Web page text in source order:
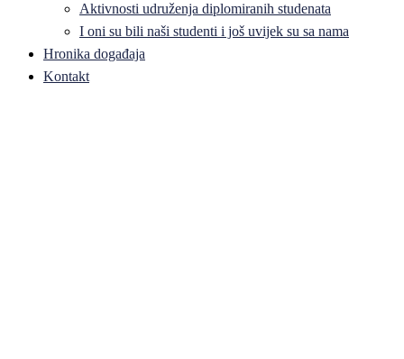
Aktivnosti udruženja diplomiranih studenata
I oni su bili naši studenti i još uvijek su sa nama
Hronika događaja
Kontakt